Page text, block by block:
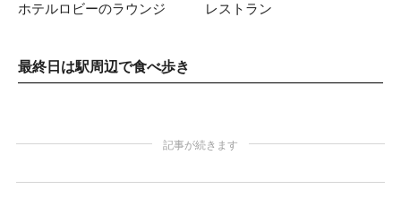
ホテルロビーのラウンジ レストラン
最終日は駅周辺で食べ歩き
記事が続きます